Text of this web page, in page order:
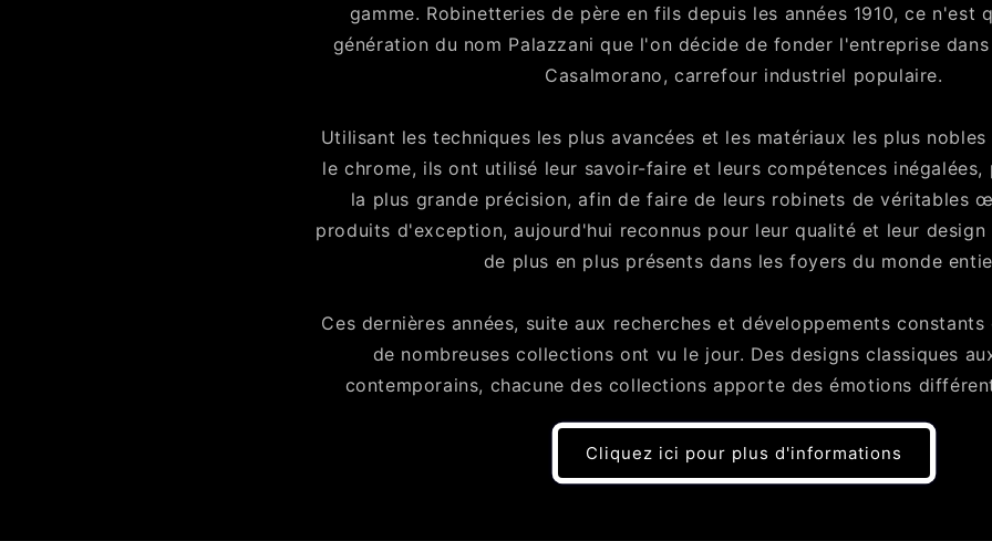
gamme. Robinetteries de père en fils depuis les années 1910, ce n'est
génération du nom Palazzani que l'on décide de fonder l'entreprise
Casalmorano, carrefour industriel populaire.
Utilisant les techniques les plus avancées et les matériaux les plus
le chrome, ils ont utilisé leur savoir-faire et leurs compétences
la plus grande précision, afin de faire de leurs robinets de véritables
produits d'exception, aujourd'hui reconnus pour leur qualité et leur
de plus en plus présents dans les foyers du monde
Ces dernières années, suite aux recherches et développements
de nombreuses collections ont vu le jour. Des designs classiques
contemporains, chacune des collections apporte des émotions
Cliquez ici pour plus d'informations